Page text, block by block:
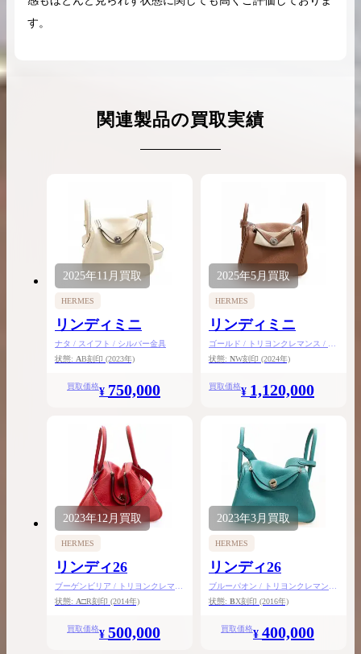
す。
関連製品の買取実績
2025年11月 買取
HERMES
リンディミニ
ナタ / スイフト / シルバー金具
状態: AB刻印 (2023年)
買取価格¥ 750,000
2025年5月買取
HERMES
リンディミニ
ゴールド / トリヨンクレマンス / シ
ルバー金具
状態: NW刻印 (2024年)
買取価格¥ 1,120,000
2023年12月 買取
HERMES
リンディ26
ブーゲンビリア / トリヨンクレマン
ス / シルバー金具
状態: A□R刻印 (2014年)
買取価格¥ 500,000
2023年3月買取
HERMES
リンディ26
ブルーパオン / トリヨンクレマンス
/ シルバー金具
状態: BX刻印 (2016年)
買取価格¥ 400,000